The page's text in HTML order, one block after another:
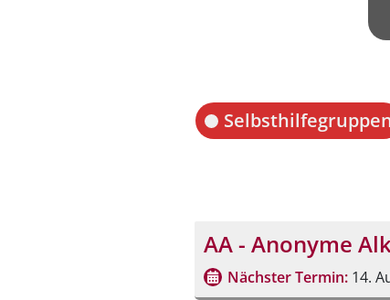
AA - Anonyme
Nächster Termin: 14.